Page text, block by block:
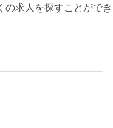
の求人を探すことができ